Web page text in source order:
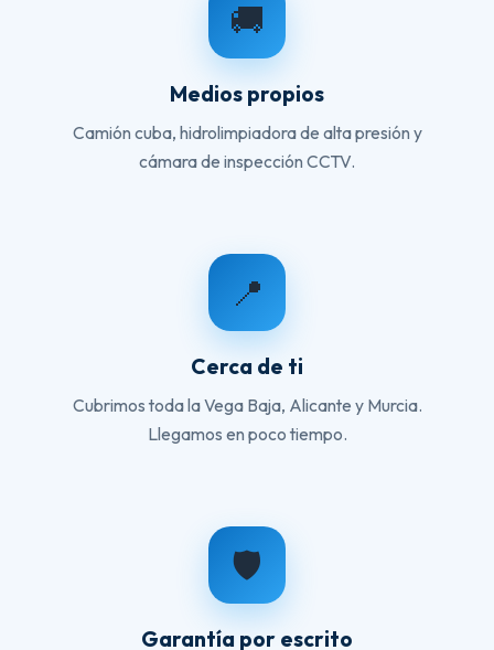
🚚
Medios propios
Camión cuba, hidrolimpiadora de alta presión y
cámara de inspección CCTV.
📍
Cerca de ti
Cubrimos toda la Vega Baja, Alicante y Murcia.
Llegamos en poco tiempo.
🛡️
Garantía por escrito